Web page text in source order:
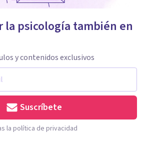
la psicología también en
y contenidos exclusivos
Suscríbete
la política de privacidad